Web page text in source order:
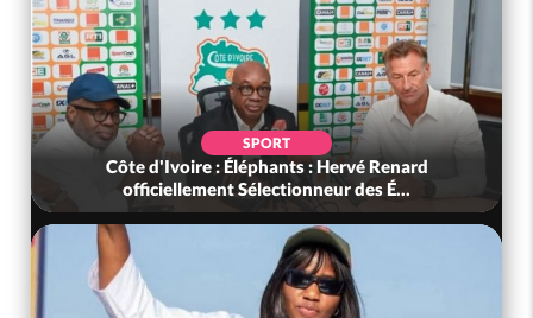
SPORT
Côte d'Ivoire : Éléphants : Hervé Renard
officiellement Sélectionneur des É...